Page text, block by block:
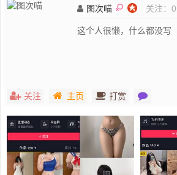
图次喵 关注： 0
这个人很懒，什么都没写
关注 主页 打赏